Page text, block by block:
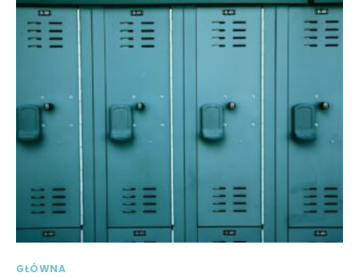
GŁÓWNA